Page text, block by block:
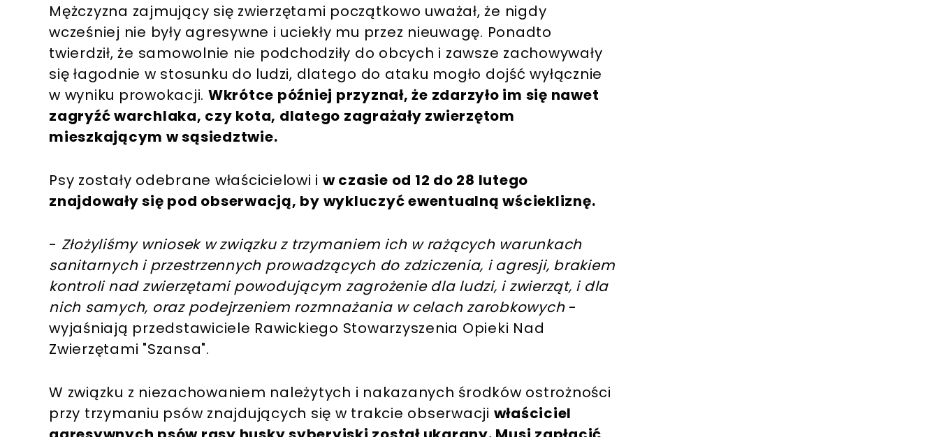
Mężczyzna zajmujący się zwierzętami początkowo uważał, że nigdy
wcześniej nie były agresywne i uciekły mu przez nieuwagę. Ponadto
twierdził, że samowolnie nie podchodziły do obcych i zawsze zachowywały
się łagodnie w stosunku do ludzi, dlatego do ataku mogło dojść wyłącznie
w wyniku prowokacji. Wkrótce później przyznał, że zdarzyło im się nawet
zagryźć warchlaka, czy kota, dlatego zagrażały zwierzętom
mieszkającym w sąsiedztwie.
Psy zostały odebrane właścicielowi i w czasie od 12 do 28 lutego
znajdowały się pod obserwacją, by wykluczyć ewentualną wściekliznę.
- Złożyliśmy wniosek w związku z trzymaniem ich w rażących warunkach
sanitarnych i przestrzennych prowadzących do zdziczenia, i agresji, brakiem
kontroli nad zwierzętami powodującym zagrożenie dla ludzi, i zwierząt, i dla
nich samych, oraz podejrzeniem rozmnażania w celach zarobkowych-
wyjaśniają przedstawiciele Rawickiego Stowarzyszenia Opieki Nad
Zwierzętami "Szansa".
W związku z niezachowaniem należytych i nakazanych środków ostrożności
przy trzymaniu psów znajdujących się w trakcie obserwacji właściciel